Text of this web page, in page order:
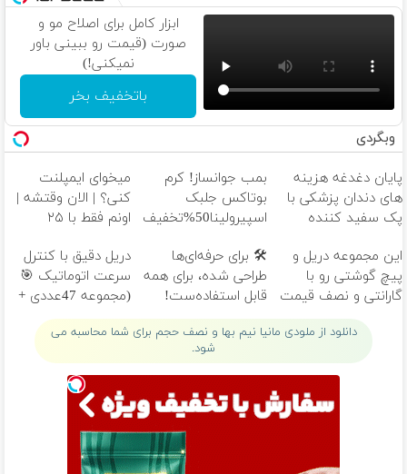
ابزار کامل برای اصلاح مو و
صورت (قیمت رو ببینی باور
نمیکنی!)
باتخفیف بخر
وبگردی
پایان دغدغه هزینه
های دندان پزشکی با
پک سفید کننده
بمب جوانساز! کرم
بوتاکس جلبک
اسپیرولینا50%تخفیف
میخوای ایمپلنت
کنی؟ | الان وقتشه |
اونم فقط با ۲۵
این مجموعه دریل و
پیچ گوشتی رو با
گارانتی و نصف قیمت
🛠️ برای حرفه‌ای‌ها
طراحی شده، برای همه
قابل استفاده‌ست!
دریل دقیق با کنترل
سرعت اتوماتیک 🎯
(مجموعه 47عددی +
تخفیف ویژه)
دانلود از ملودی مانیا نیم بها و نصف حجم برای شما محاسبه می
شود.